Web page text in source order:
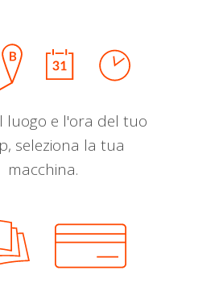
luogo e l'ora del tuo
seleziona la tua
macchina.